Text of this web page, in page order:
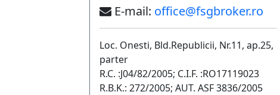
E-mail: office@fsgbroker.ro
Loc. Onesti, Bld.Republicii, Nr.11, ap.25,
parter
R.C. :J04/82/2005; C.I.F. :RO17119023
R.B.K.: 272/2005; AUT. ASF 3836/2005